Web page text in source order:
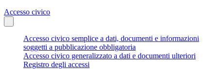
Accesso civico
Accesso civico semplice a dati, documenti e informazioni
soggetti a pubblicazione obbligatoria
Accesso civico generalizzato a dati e documenti ulteriori
Registro degli accessi